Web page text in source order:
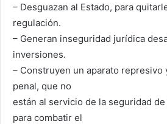
– Desguazan al Estado, para
regulación.
– Generan inseguridad jurídica
inversiones.
– Construyen un aparato represivo
penal, que no
están al servicio de la seguridad
para combatir el